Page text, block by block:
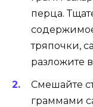
перца.
тряпочки,
разложите
Смешайте
граммами